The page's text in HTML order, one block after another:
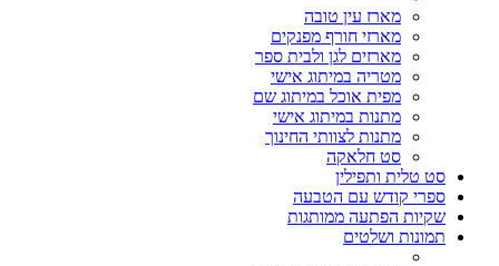
מארז עין טובה
מארזי חורף מפנקים
מארזים לגן ולבית ספר
מטריה במיתוג אישי
מפית אוכל במיתוג שם
מתנות במיתוג אישי
מתנות לצוותי החינוך
סט חלאקה
סט טלית ותפילין
ספרי קודש עם הטבעה
שקיות הפתעה ממותגות
תמונות ושלטים